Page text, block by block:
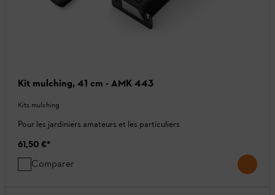
Kit mulching, 41 cm - AMK 443
Kits mulching
Pour les jardiniers amateurs et les particuliers
61,50 €*
Comparer